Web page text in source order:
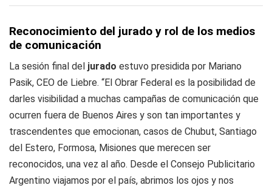
Reconocimiento del jurado y rol de los medios
de comunicación
La sesión final del jurado estuvo presidida por Mariano
Pasik, CEO de Liebre. “El Obrar Federal es la posibilidad de
darles visibilidad a muchas campañas de comunicación que
ocurren fuera de Buenos Aires y son tan importantes y
trascendentes que emocionan, casos de Chubut, Santiago
del Estero, Formosa, Misiones que merecen ser
reconocidos, una vez al año. Desde el Consejo Publicitario
Argentino viajamos por el país, abrimos los ojos y nos